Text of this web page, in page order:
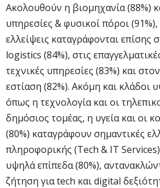
Ακολουθούν η βιομηχανία (88%)
υπηρεσίες & φυσικοί πόροι
ελλείψεις καταγράφονται επίσης
logistics (84%), στις
τεχνικές υπηρεσίες (83%) και
εστίαση (82%). Ακόμη και κλάδοι
όπως η τεχνολογία και οι
δημόσιος τομέας, η υγεία και οι
(80%) καταγράφουν σημαντικές
πληροφορικής (Tech & IT Services)
υψηλά επίπεδα (80%),
ζήτηση για tech και digital